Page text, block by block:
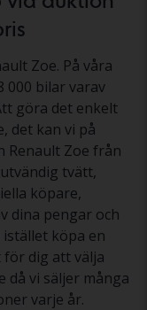
Zoe. På våra
000 bilar varav
göra det enkelt
det kan vi på
Renault Zoe från
tvätt,
köpare,
dina pengar och
istället köpa en
för dig att välja
då vi säljer många
varje år.